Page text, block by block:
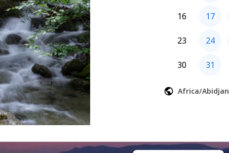
16 17
23 24
30 31
Africa/Abidjan